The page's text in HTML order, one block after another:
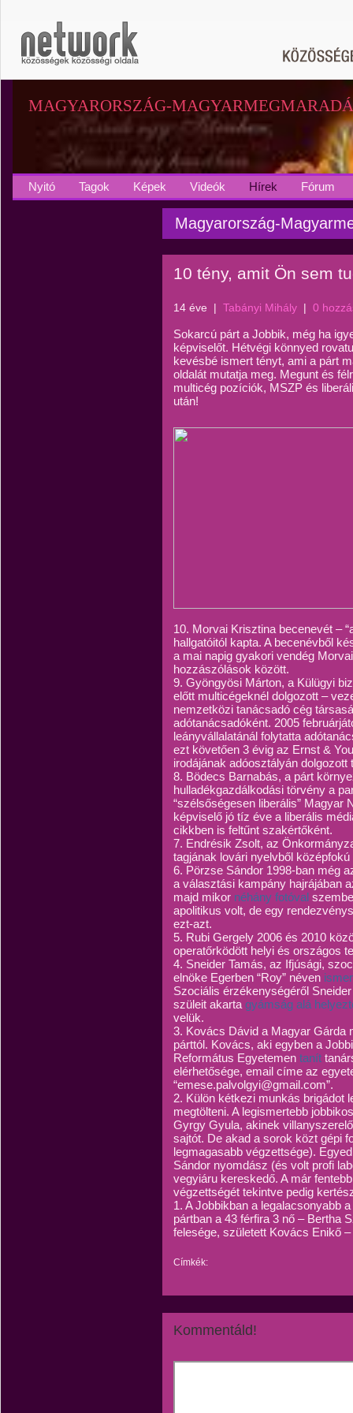
MAGYARORSZÁG-
Nyitó Tagok Képek Videók Hírek Fórum
Magyarország-
10 tény, amit Ön sem
14 éve | Tabányi Mihály | 0
Sokarcú párt a Jobbik, még ha
képviselőt. Hétvégi könnyed
kevésbé ismert tényt, ami a párt
oldalát mutatja meg. Megunt és
multicég pozíciók, MSZP és
után!
10. Morvai Krisztina becenevét –
hallgatóitól kapta. A becenévből
a mai napig gyakori vendég
hozzászólások között.
9. Gyöngyösi Márton, a Külügyi
előtt multicégeknél dolgozott –
nemzetközi tanácsadó cég
adótanácsadóként. 2005
leányvállalatánál folytatta
ezt követően 3 évig az Ernst &
irodájának adóosztályán
8. Bödecs Barnabás, a párt
hulladékgazdálkodási törvény a
“szélsőségesen liberális” Magyar
képviselő jó tíz éve a liberális
cikkben is feltűnt szakértőként.
7. Endrésik Zsolt, az
tagjának lovári nyelvből
6. Pörzse Sándor 1998-ban még
a választási kampány hajrájában
majd mikor néhány fotóval
apolitikus volt, de egy
ezt-azt.
5. Rubi Gergely 2006 és 2010
operatőrködött helyi és országos
4. Sneider Tamás, az Ifjúsági,
elnöke Egerben “Roy” néven
Szociális érzékenységéről
szüleit akarta gyámság alá
velük.
3. Kovács Dávid a Magyar Gárda
párttól. Kovács, aki egyben a
Református Egyetemen tanít
elérhetősége, email címe az
“emese.palvolgyi@gmail.com”.
2. Külön kétkezi munkás brigádot
megtölteni. A legismertebb
Gyrgy Gyula, akinek
sajtót. De akad a sorok közt gépi
legmagasabb végzettsége).
Sándor nyomdász (és volt profi
vegyiáru kereskedő. A már
végzettségét tekintve pedig
1. A Jobbikban a legalacsonyabb
pártban a 43 férfira 3 nő – Bertha
felesége, született Kovács Enikő –
Címkék:
Kommentáld!